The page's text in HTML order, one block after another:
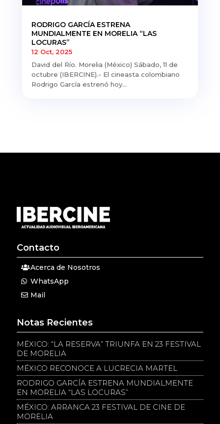
RODRIGO GARCÍA ESTRENA
MUNDIALMENTE EN MORELIA “LAS
LOCURAS”
12 Oct, 2025
David del Río. Morelia (México) Sábado, 11 de
octubre (IBERCINE).- El cineasta colombiano
Rodrigo García estrenó hoy...
Contacto
Acerca de Nosotros
WhatsApp
Mail
Notas Recientes
MÉXICO: “LA RESERVA” TRIUNFA EN 23 FESTIVAL
DE MORELIA
MÉXICO RECONOCE A LUCRECIA MARTEL
RODRIGO GARCÍA ESTRENA MUNDIALMENTE
EN MORELIA “LAS LOCURAS”
MÉXICO: ARRANCA 23 FESTIVAL DE CINE DE
MORELIA